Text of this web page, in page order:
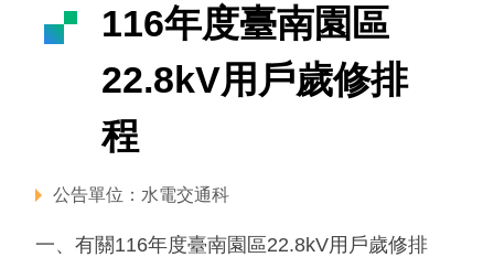
116年度臺南園區
22.8kV用戶歲修排
程
公告單位：水電交通科
一、有關116年度臺南園區22.8kV用戶歲修排